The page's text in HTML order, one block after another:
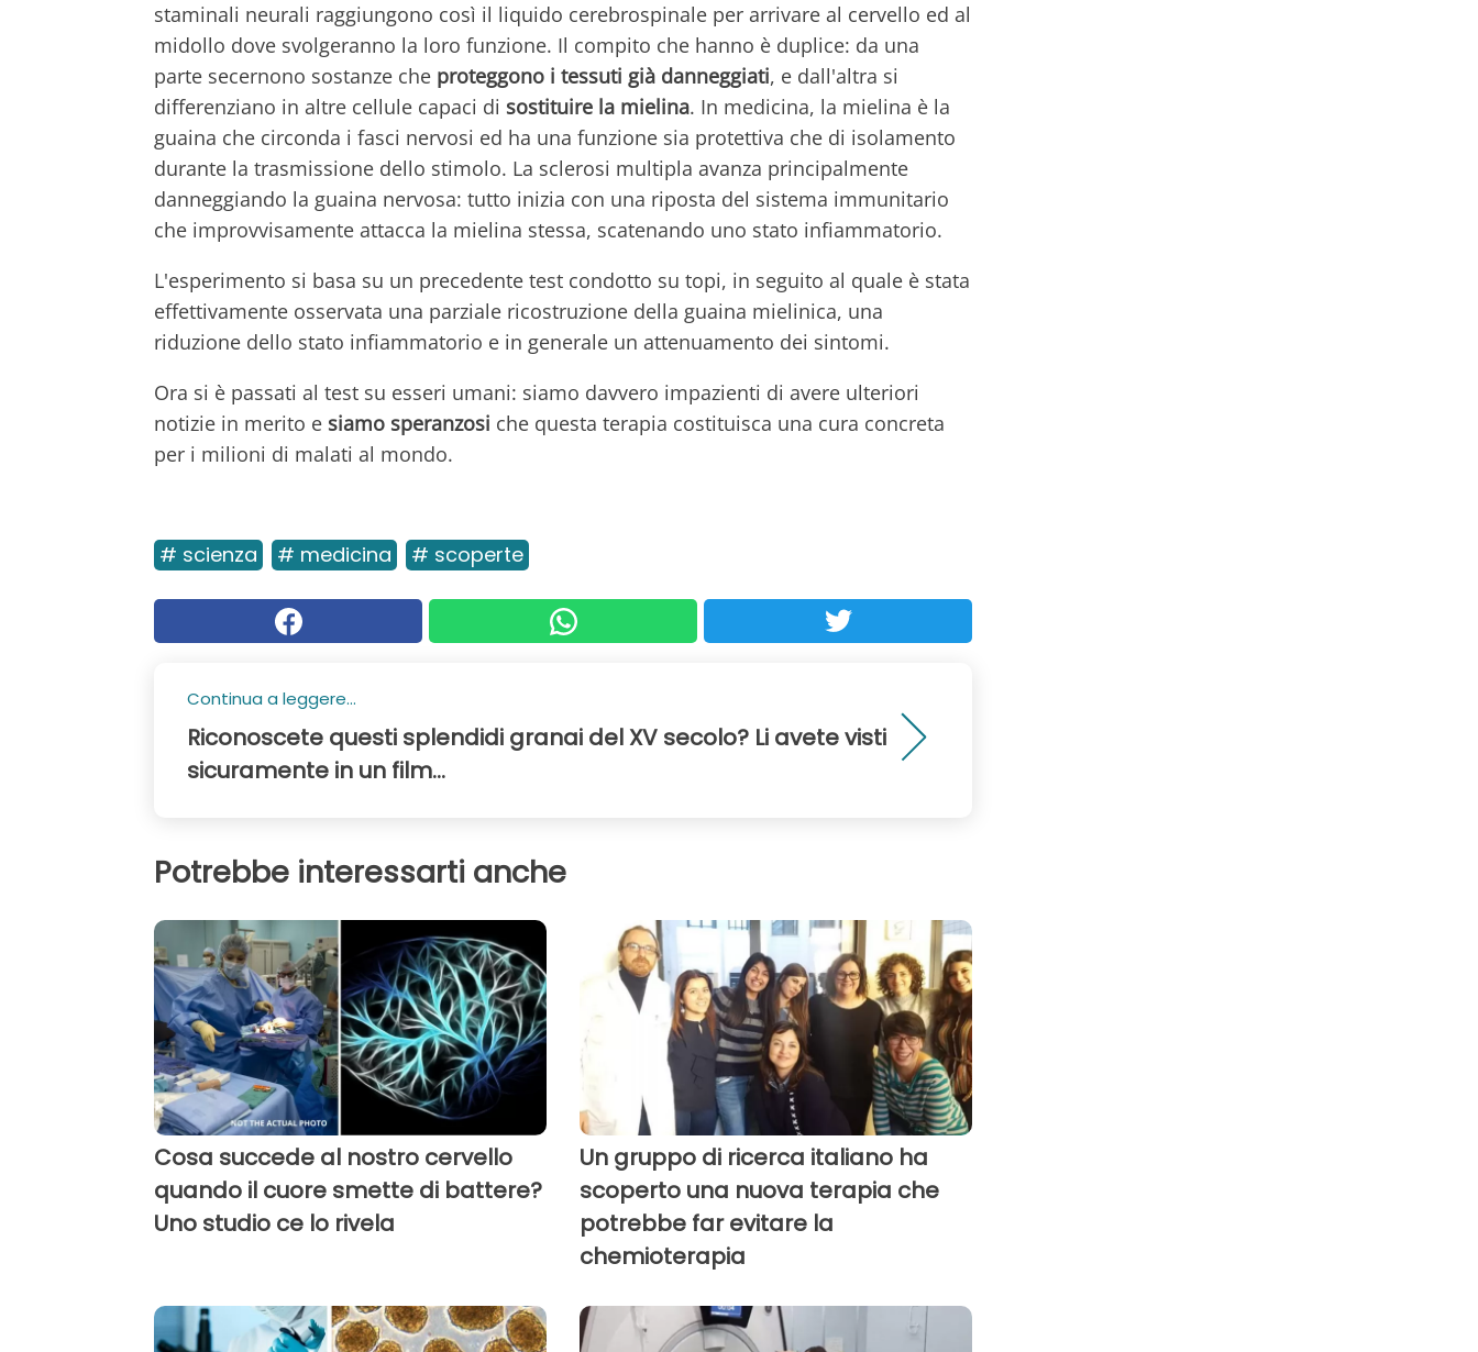
staminali neurali raggiungono così il liquido cerebrospinale per arrivare al cervello ed al
midollo dove svolgeranno la loro funzione. Il compito che hanno è duplice: da una
parte secernono sostanze che proteggono i tessuti già danneggiati, e dall'altra si
differenziano in altre cellule capaci di sostituire la mielina. In medicina, la mielina è la
guaina che circonda i fasci nervosi ed ha una funzione sia protettiva che di isolamento
durante la trasmissione dello stimolo. La sclerosi multipla avanza principalmente
danneggiando la guaina nervosa: tutto inizia con una riposta del sistema immunitario
che improvvisamente attacca la mielina stessa, scatenando uno stato infiammatorio.
L'esperimento si basa su un precedente test condotto su topi, in seguito al quale è stata
effettivamente osservata una parziale ricostruzione della guaina mielinica, una
riduzione dello stato infiammatorio e in generale un attenuamento dei sintomi.
Ora si è passati al test su esseri umani: siamo davvero impazienti di avere ulteriori
notizie in merito e siamo speranzosi che questa terapia costituisca una cura concreta
per i milioni di malati al mondo.
# scienza # medicina # scoperte
Continua a leggere...
Riconoscete questi splendidi granai del XV secolo? Li avete visti
sicuramente in un film...
Potrebbe interessarti anche
Cosa succede al nostro cervello
quando il cuore smette di battere?
Uno studio ce lo rivela
Un gruppo di ricerca italiano ha
scoperto una nuova terapia che
potrebbe far evitare la
chemioterapia